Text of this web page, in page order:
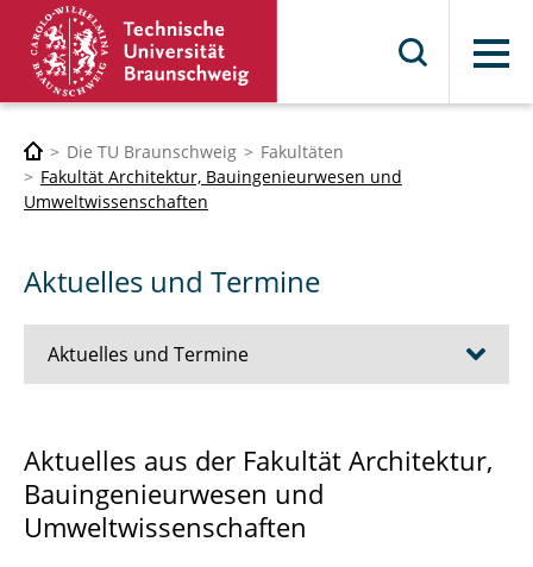
Menü
Die TU Braunschweig
Fakultäten
Fakultät Architektur, Bauingenieurwesen und
Umweltwissenschaften
Aktuelles und Termine
Aktuelles und Termine
Klausurtermine
Aktuelles aus der Fakultät Architektur,
Bauingenieurwesen und
Umweltwissenschaften